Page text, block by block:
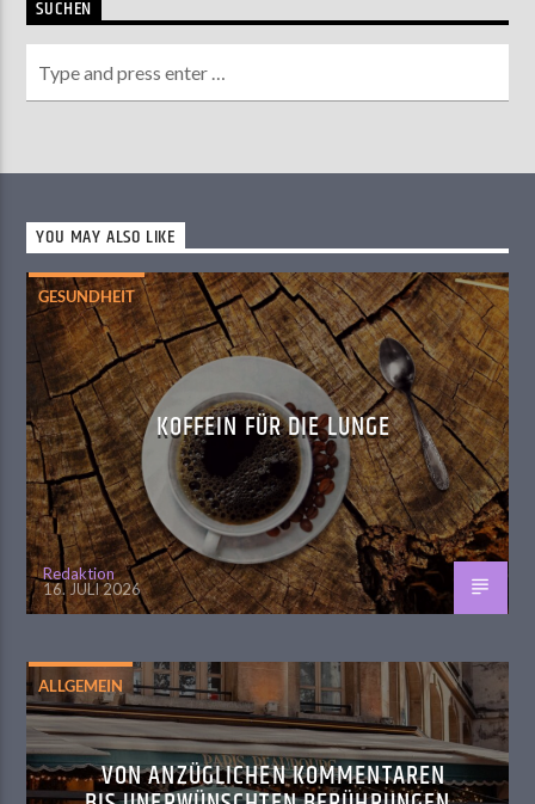
SUCHEN
YOU MAY ALSO LIKE
GESUNDHEIT
KOFFEIN FÜR DIE LUNGE
Redaktion
16. JULI 2026
ALLGEMEIN
VON ANZÜGLICHEN KOMMENTAREN